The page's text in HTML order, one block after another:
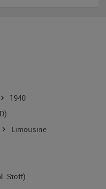
1940
Limousine
Stoff)